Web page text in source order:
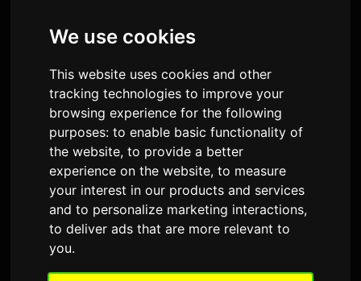
We use cookies
This website uses cookies and other
tracking technologies to improve your
browsing experience for the following
purposes:to enable basic functionality of
the website,to provide a better
experience on the website,to measure
your interest in our products and services
and to personalize marketing interactions,
to deliver ads that are more relevant to
you.
'Koko Ore' 애니 2화 예고편 및
글로벌 스트리밍 정보
Sam 에 의해 8 7월 2026
영어에서 번역됨
1,944 조회수